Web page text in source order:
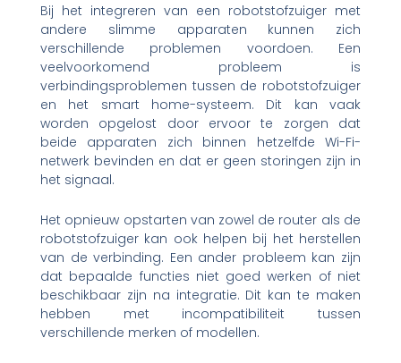
Bij het integreren van een robotstofzuiger met
andere slimme apparaten kunnen zich
verschillende problemen voordoen. Een
veelvoorkomend probleem is
verbindingsproblemen tussen de robotstofzuiger
en het smart home-systeem. Dit kan vaak
worden opgelost door ervoor te zorgen dat
beide apparaten zich binnen hetzelfde Wi-Fi-
netwerk bevinden en dat er geen storingen zijn in
het signaal.
Het opnieuw opstarten van zowel de router als de
robotstofzuiger kan ook helpen bij het herstellen
van de verbinding. Een ander probleem kan zijn
dat bepaalde functies niet goed werken of niet
beschikbaar zijn na integratie. Dit kan te maken
hebben met incompatibiliteit tussen
verschillende merken of modellen.